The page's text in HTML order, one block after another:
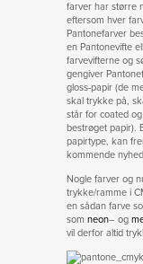
farver har større
eftersom hver
Pantonefarver
en Pantonevifte
farvevifterne og
gengiver
gloss-papir (de
skal trykke på,
står for coated
bestrøget
papirtype, kan
kommende
Nogle farver og
trykke/ramme i
en sådan farve
som neon– og
vil derfor altid